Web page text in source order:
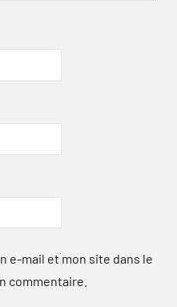
e-mail et mon site dans le
commentaire.